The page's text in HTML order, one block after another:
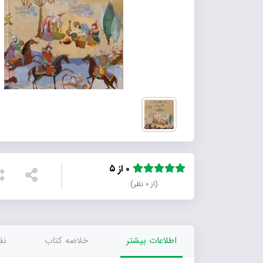
(از ۰ نظر)
اطلاعات بیشتر خلاصه کتاب